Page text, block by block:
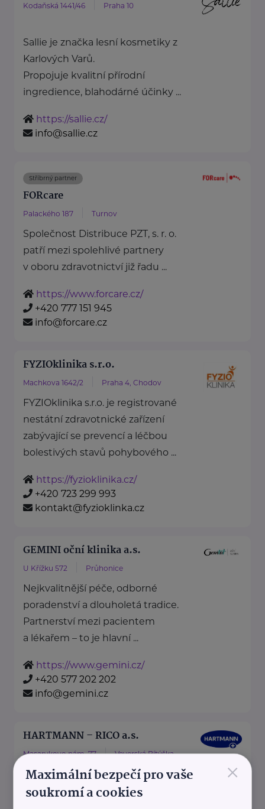
Kodaňská 1441/46 Praha 10
Sallie je značka lesní kosmetiky z
Karlových Varů.
Propojuje kvalitní přírodní
ingredience, blahodárné účinky ...
https://sallie.cz/
info@sallie.cz
Stříbrný partner
FORcare
Palackého 187 Turnov
Společnost Distribuce PZT, s. r. o.
patří mezi spolehlivé partnery
v oboru zdravotnictví již řadu ...
https://www.forcare.cz/
+420 777 151 945
info@forcare.cz
FYZIOklinika s.r.o.
Machkova 1642/2 Praha 4, Chodov
FYZIOklinika s.r.o. je registrované
nestátní zdravotnické zařízení
zabývající se prevencí a léčbou
bolestivých stavů pohybového ...
https://fyzioklinika.cz/
+420 723 299 993
kontakt@fyzioklinka.cz
GEMINI oční klinika a.s.
U Křížku 572 Průhonice
Nejkvalitnější péče, odborné
poradenství a dlouholetá tradice.
Partnerství mezi pacientem
a lékařem – to je hlavní ...
https://www.gemini.cz/
+420 577 202 202
info@gemini.cz
HARTMANN – RICO a.s.
Masarykovo nám. 77 Veverská Bítýška
×
Maximální bezpečí pro vaše
soukromí a cookies